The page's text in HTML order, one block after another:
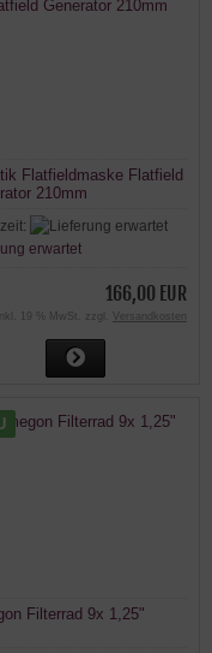
Flatfieldmaske Flatfield
210mm
erwartet
166,00 EUR
inkl. 19 % MwSt. zzgl. Versandkosten
Filterrad 9x 1,25"